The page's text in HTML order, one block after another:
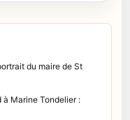
du maire de St
à Marine Tondelier :